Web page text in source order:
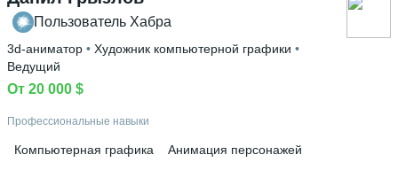
Пользователь Хабра
3d-аниматор • Художник компьютерной графики
Ведущий
От 20 000 $
Профессиональные навыки
Компьютерная графика
Анимация персонажей